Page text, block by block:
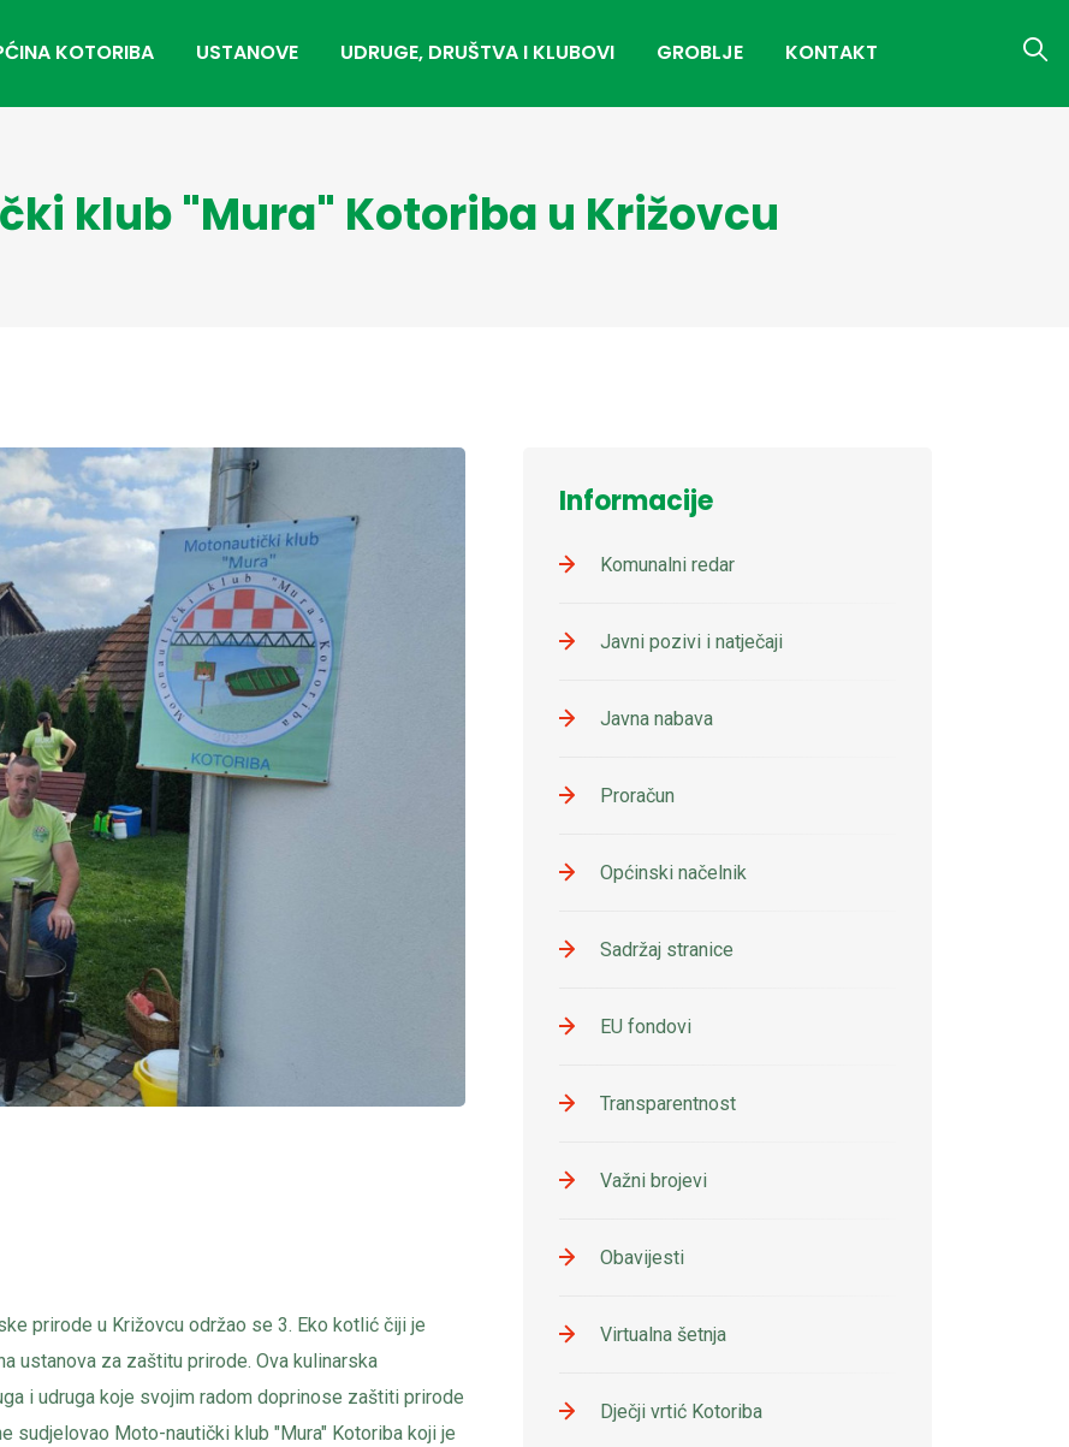
KOTORIBA USTANOVE UDRUGE, DRUŠTVA I KLUBOVI GROBLJE KONTAKT
klub "Mura" Kotoriba u Križovcu
prirode u Križovcu održao se 3. Eko kotlić čiji je
ustanova za zaštitu prirode. Ova kulinarska
i udruga koje svojim radom doprinose zaštiti prirode
sudjelovao Moto-nautički klub "Mura" Kotoriba koji je
Informacije
Komunalni redar
Javni pozivi i natječaji
Javna nabava
Proračun
Općinski načelnik
Sadržaj stranice
EU fondovi
Transparentnost
Važni brojevi
Obavijesti
Virtualna šetnja
Dječji vrtić Kotoriba